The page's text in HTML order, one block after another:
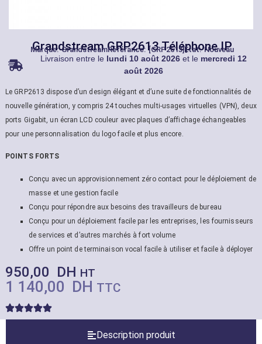
Grandstream GRP2613 Téléphone IP
Marque:GrandstreamRéférance: [GRP2613]État: Nouveau
Livraison entre le lundi 10 août 2026et le mercredi 12
août 2026
Le GRP2613 dispose d’un design élégant et d’une suite de fonctionnalités de
nouvelle génération, y compris 24 touches multi-usages virtuelles (VPN), deux
ports Gigabit, un écran LCD couleur avec plaques d’affichage échangeables
pour une personnalisation du logo facile et plus encore.
POINTS FORTS
Conçu avec un approvisionnement zéro contact pour le déploiement de
masse et une gestion facile
Conçu pour répondre aux besoins des travailleurs de bureau
Conçu pour un déploiement facile par les entreprises, les fournisseurs
de services et d’autres marchés à fort volume
Offre un point de terminaison vocal facile à utiliser et facile à déployer
950,00 DH HT
1 140,00 DH TTC
Description produit